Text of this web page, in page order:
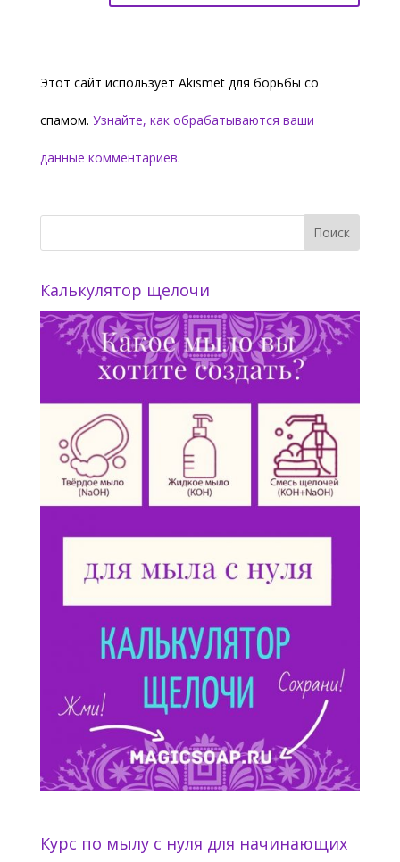
Этот сайт использует Akismet для борьбы со
спамом. Узнайте, как обрабатываются ваши
данные комментариев.
Калькулятор щелочи
Курс по мылу с нуля для начинающих